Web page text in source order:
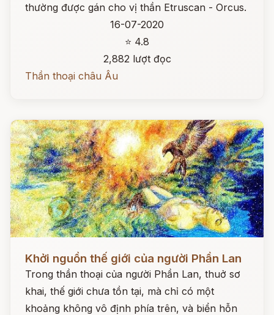
thường được gán cho vị thần Etruscan - Orcus.
16-07-2020
⭐ 4.8
2,882 lượt đọc
Thần thoại châu Âu
Khởi nguồn thế giới của người Phần Lan
Trong thần thoại của người Phần Lan, thuở sơ
khai, thế giới chưa tồn tại, mà chỉ có một
khoảng không vô định phía trên, và biển hỗn